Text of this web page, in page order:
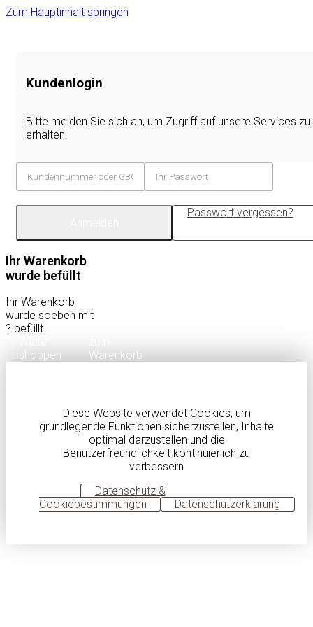
Zum Hauptinhalt springen
Kundenlogin
Bitte melden Sie sich an, um Zugriff auf unsere Services zu
erhalten.
Passwort vergessen?
Ihr Warenkorb
wurde befüllt
Ihr Warenkorb
wurde soeben mit
? befüllt.
shoppen
Warenkorb
Diese Website verwendet Cookies, um
grundlegende Funktionen sicherzustellen, Inhalte
optimal darzustellen und die
Benutzerfreundlichkeit kontinuierlich zu
verbessern
Datenschutz &
Cookiebestimmungen
Datenschutzerklärung